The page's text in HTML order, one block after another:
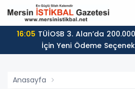
16:05
İçin Yeni Ödeme
Anasayfa